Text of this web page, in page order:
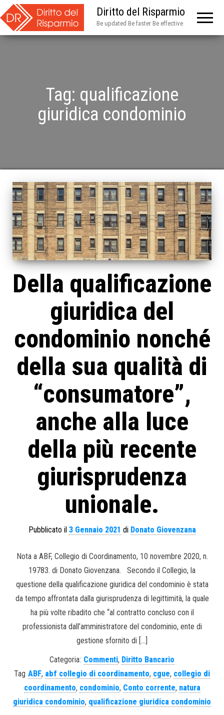
Diritto del Risparmio
Be updated Be faster Be effective
Tag: qualificazione
giuridica condominio
Della qualificazione
giuridica del
condominio nonché
della sua qualità di
“consumatore”,
anche alla luce
della più recente
giurisprudenza
unionale.
Pubblicato il 3 Gennaio 2021 di Donato Giovenzana
Nota a ABF, Collegio di Coordinamento, 10 novembre 2020, n.
19783. di Donato Giovenzana. Secondo il Collegio, la
questione della qualificazione giuridica del condominio è stata
da tempo affrontata dalla giurisprudenza di legittimità, la quale
ha più volte ribadito che “al contratto concluso con il
professionista dall’amministratore del condominio, ente di
gestione sfornito di […]
Categoria: Commenti, Diritto Bancario
Tag ABF, abf collegio di coordinamento, cgue, collegio di
coordinamento, condominio, Conto corrente, natura
giuridica condominio, qualificazione giuridica condominio